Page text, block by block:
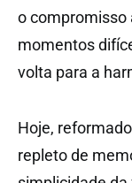
o compromisso
momentos
volta para a
Hoje,
repleto de